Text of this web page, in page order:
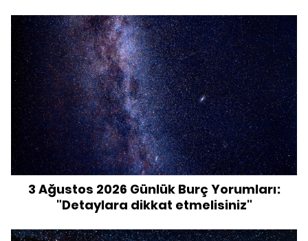
3 Ağustos 2026 Günlük Burç Yorumları:
"Detaylara dikkat etmelisiniz"